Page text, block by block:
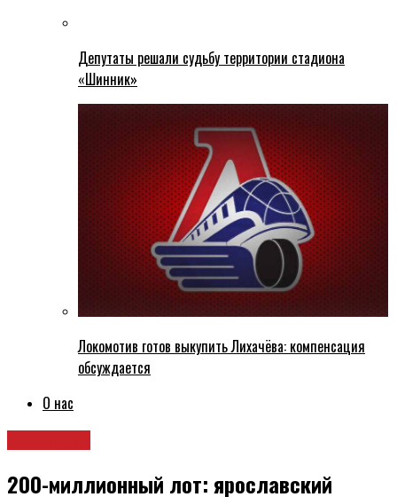
Депутаты решали судьбу территории стадиона
«Шинник»
Локомотив готов выкупить Лихачёва: компенсация
обсуждается
О нас
200-миллионный лот: ярославский